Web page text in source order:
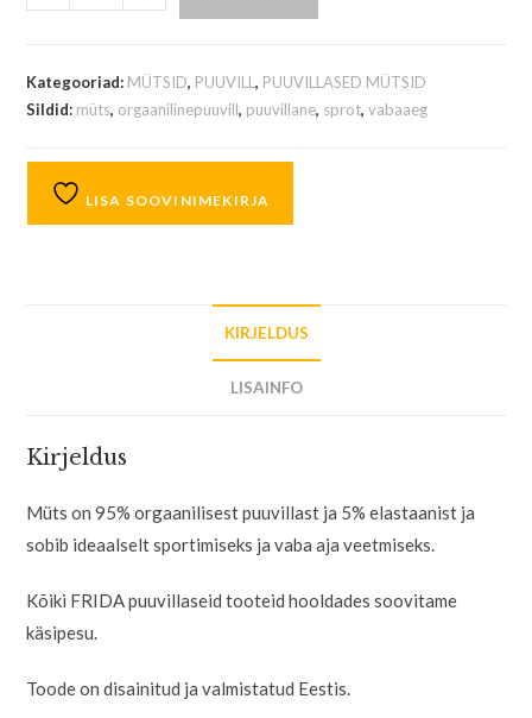
Kategooriad: MÜTSID, PUUVILL, PUUVILLASED MÜTSID
Sildid: müts, orgaanilinepuuvill, puuvillane, sprot,vabaaeg
LISA SOOVINIMEKIRJA
KIRJELDUS
LISAINFO
Kirjeldus
Müts on 95% orgaanilisest puuvillast ja 5% elastaanist ja
sobib ideaalselt sportimiseks ja vaba aja veetmiseks.
Kõiki FRIDA puuvillaseid tooteid hooldades soovitame
käsipesu.
Toode on disainitud ja valmistatud Eestis.